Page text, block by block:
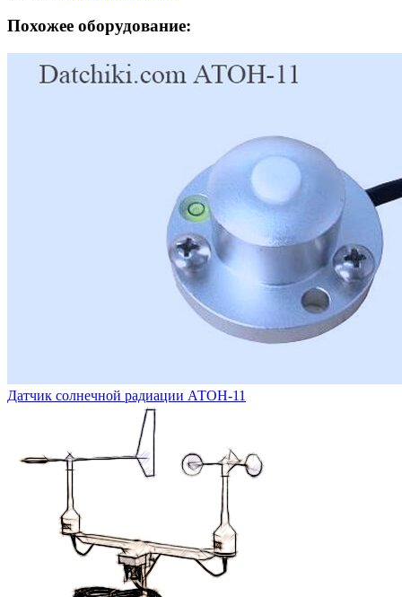
Похожее оборудование:
Датчик солнечной радиации АТОН-11